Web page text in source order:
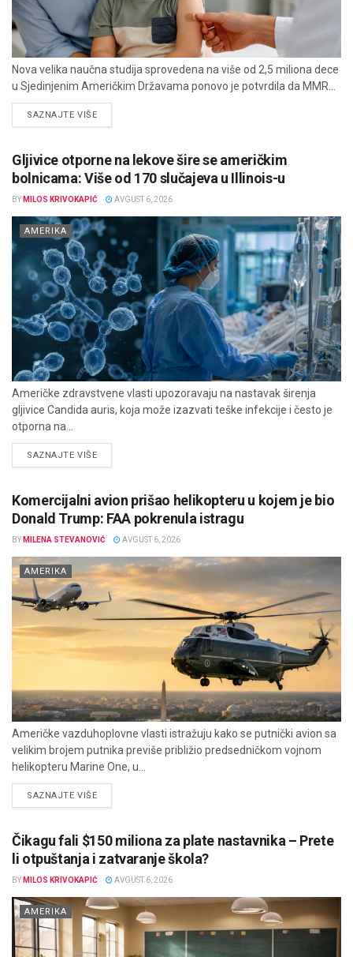
Nova velika naučna studija sprovedena na više od 2,5 miliona dece
u Sjedinjenim Američkim Državama ponovo je potvrdila da MMR...
SAZNAJTE VIŠEDETAILS
Gljivice otporne na lekove šire se američkim
bolnicama: Više od 170 slučajeva u Illinois-u
BY MILOS KRIVOKAPIĆ AVGUST 6, 2026
AMERIKA
Američke zdravstvene vlasti upozoravaju na nastavak širenja
gljivice Candida auris, koja može izazvati teške infekcije i često je
otporna na...
SAZNAJTE VIŠEDETAILS
Komercijalni avion prišao helikopteru u kojem je bio
Donald Trump: FAA pokrenula istragu
BY MILENA STEVANOVIĆ AVGUST 6, 2026
AMERIKA
Američke vazduhoplovne vlasti istražuju kako se putnički avion sa
velikim brojem putnika previše približio predsedničkom vojnom
helikopteru Marine One, u...
SAZNAJTE VIŠEDETAILS
Čikagu fali $150 miliona za plate nastavnika – Prete
li otpuštanja i zatvaranje škola?
BY MILOS KRIVOKAPIĆ AVGUST 6, 2026
AMERIKA